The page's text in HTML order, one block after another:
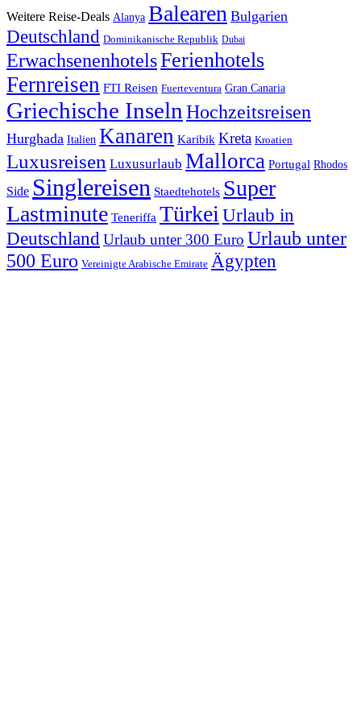
Weitere Reise-Deals Alanya Balearen Bulgarien
Deutschland Dominikanische Republik Dubai
ErwachsenenhotelsFerienhotels
Fernreisen FTI Reisen Fuerteventura Gran Canaria
Griechische Inseln Hochzeitsreisen
Hurghada Italien Kanaren Karibik Kreta Kroatien
Luxusreisen Luxusurlaub Mallorca Portugal Rhodos
Side Singlereisen Staedtehotels Super
Lastminute Teneriffa Türkei Urlaub in
DeutschlandUrlaub unter 300 Euro Urlaub unter
500 Euro Vereinigte Arabische Emirate Ägypten